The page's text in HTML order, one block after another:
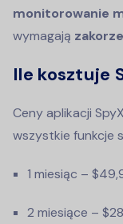
monitorowanie
wymagają
Ile kosztuje
Ceny aplikacji
wszystkie funkcje
1 miesiąc –
2 miesiące –